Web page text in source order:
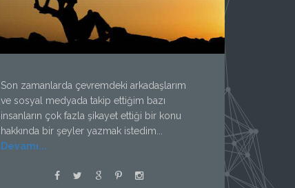
Son zamanlarda çevremdeki arkadaşlarım
ve sosyal medyada takip ettiğim bazı
insanların çok fazla şikayet ettiği bir konu
hakkında bir şeyler yazmak istedim...
Devamı...